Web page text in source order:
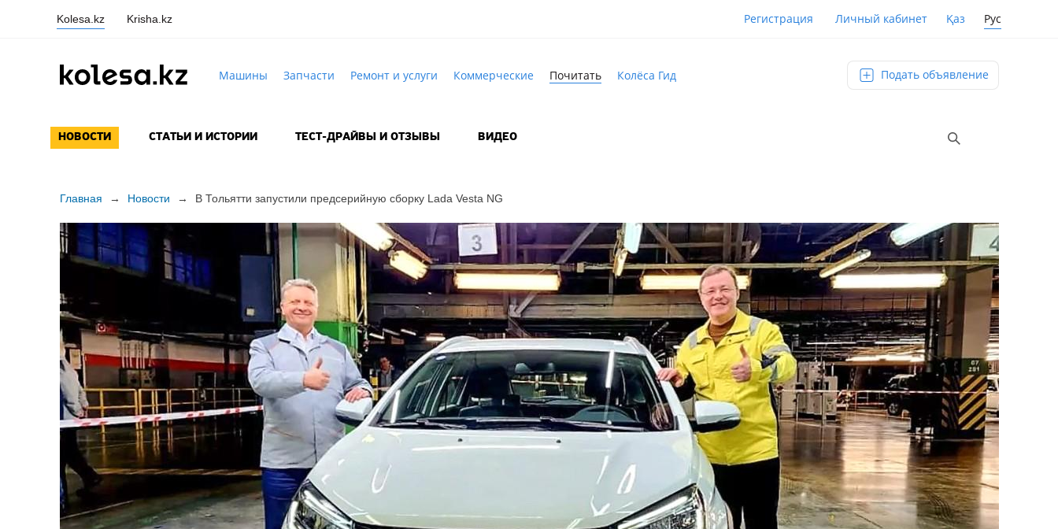
Kolesa.kz Krisha.kz Регистрация Личный кабинет Қаз Рус
Машины Запчасти Ремонт и услуги Коммерческие Почитать Колёса Гид Подать объявление
НОВОСТИ СТАТЬИ И ИСТОРИИ ТЕСТ-ДРАЙВЫ И ОТЗЫВЫ ВИДЕО
Главная → Новости → В Тольятти запустили предсерийную сборку Lada Vesta NG